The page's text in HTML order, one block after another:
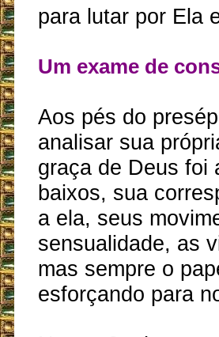
para lutar por Ela
Um exame de
Aos pés do
analisar sua
graça de Deus foi
baixos, sua
a ela, seus
sensualidade, as
mas sempre o
esforçando para